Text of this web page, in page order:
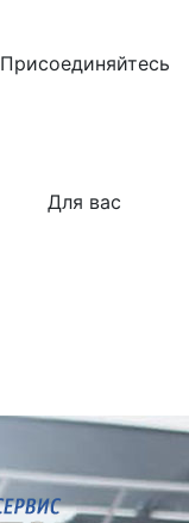
Присоединяйтесь
Для вас